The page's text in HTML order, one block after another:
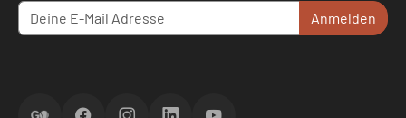
Anmelden